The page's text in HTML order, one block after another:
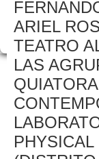
ARIEL
TEATRO
LAS